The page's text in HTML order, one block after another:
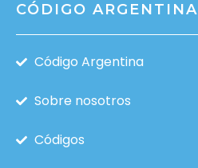
CÓDIGO ARGENTINA
Código Argentina
Sobre nosotros
Códigos